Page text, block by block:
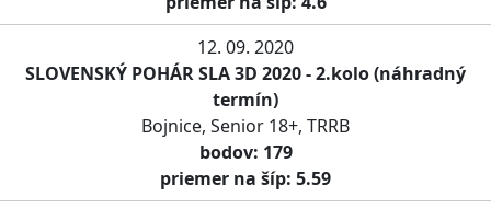
12. 09. 2020
SLOVENSKÝ POHÁR SLA 3D 2020 - 2.kolo (náhradný
termín)
Bojnice, Senior 18+, TRRB
bodov: 179
priemer na šíp: 5.59